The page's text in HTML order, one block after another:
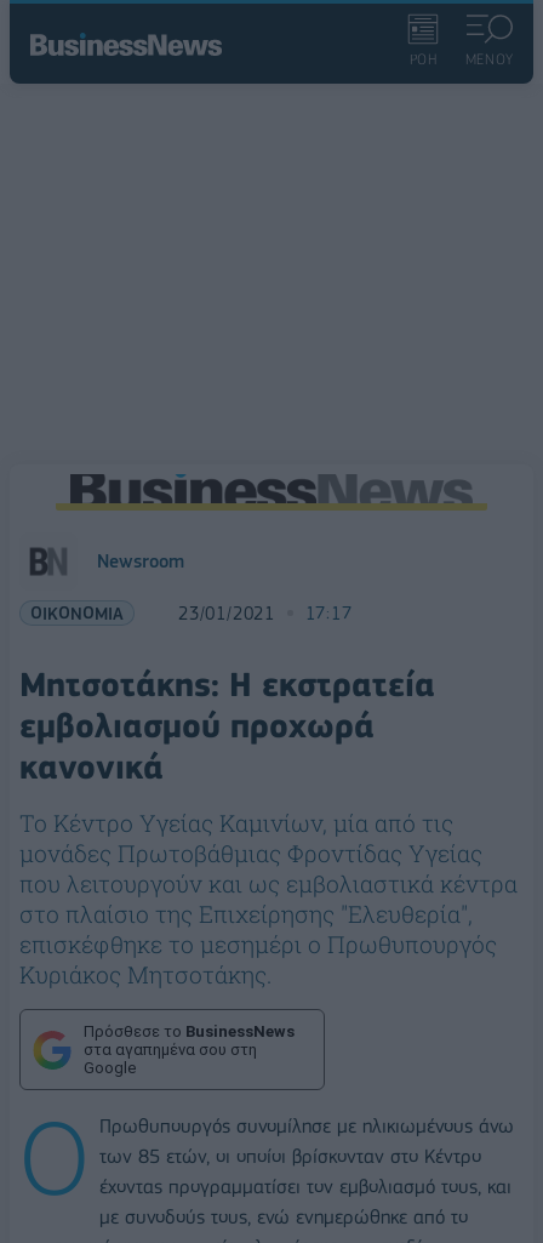
ΡΟΗ ΜΕΝΟΥ
Newsroom
ΟΙΚΟΝΟΜΙΑ 23/01/2021 17:17
Μητσοτάκης: Η εκστρατεία
εμβολιασμού προχωρά
κανονικά
Το Κέντρο Υγείας Καμινίων, μία από τις
μονάδες Πρωτοβάθμιας Φροντίδας Υγείας
που λειτουργούν και ως εμβολιαστικά κέντρα
στο πλαίσιο της Επιχείρησης "Ελευθερία",
επισκέφθηκε το μεσημέρι ο Πρωθυπουργός
Κυριάκος Μητσοτάκης.
Πρόσθεσε το BusinessNews
στα αγαπημένα σου στη
Google
Ο
Πρωθυπουργός συνομίλησε με ηλικιωμένους άνω
των 85 ετών, οι οποίοι βρίσκονταν στο Κέντρο
έχοντας προγραμματίσει τον εμβολιασμό τους, και
με συνοδούς τους, ενώ ενημερώθηκε από το